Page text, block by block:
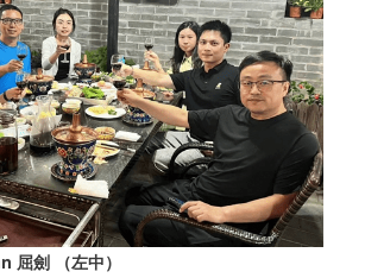
屈劍 （左中）